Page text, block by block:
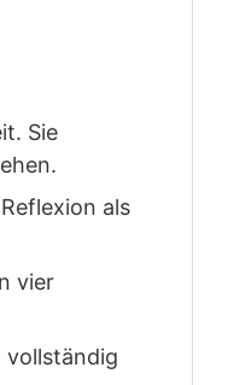
Sie
als
vier
vollständig